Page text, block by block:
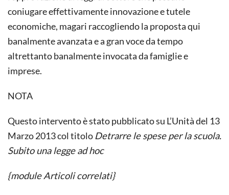
coniugare effettivamente innovazione e tutele
economiche, magari raccogliendo la proposta qui
banalmente avanzata e a gran voce da tempo
altrettanto banalmente invocata da famiglie e
imprese.
NOTA
Questo intervento è stato pubblicato su L’Unità del 13
Marzo 2013 col titolo Detrarre le spese per la scuola.
Subito una legge ad hoc
{module Articoli correlati}